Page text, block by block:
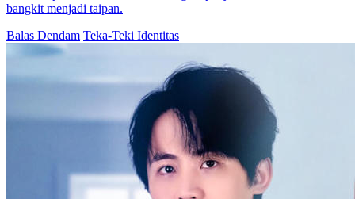
bangkit menjadi taipan.
Balas Dendam Teka-Teki Identitas